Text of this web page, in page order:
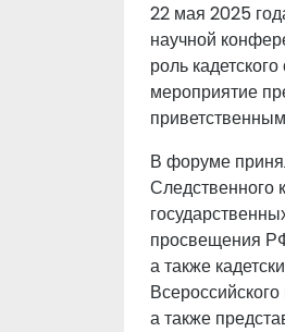
22 мая 2025
научной
роль
мероприятие
В форуме
Следственного
просвещения
а также
а также